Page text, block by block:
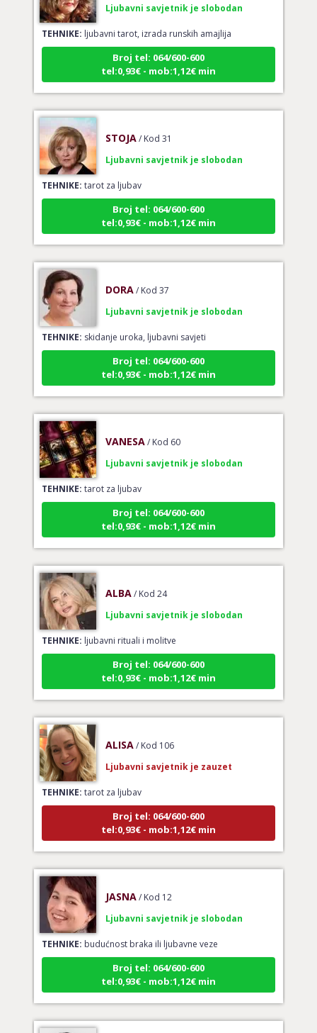
TEHNIKE:ljubavni tarot, izrada runskih amajlija
Broj tel: 064/600-600
tel:0,93€ - mob:1,12€ min
Ljubavni savjetnik je slobodan
TEHNIKE:tarot za ljubav
Broj tel: 064/600-600
tel:0,93€ - mob:1,12€ min
Ljubavni savjetnik je slobodan
TEHNIKE:
Broj tel: 064/600-600
tel:0,93€ - mob:1,12€ min
Ljubavni savjetnik je slobodan
TEHNIKE:tarot za ljubav
Broj tel: 064/600-600
tel:0,93€ - mob:1,12€ min
Ljubavni savjetnik je slobodan
TEHNIKE:ljubavni rituali i molitve
tel:0,93€ - mob:1,12€ min
Ljubavni savjetnik je zauzet
TEHNIKE:tarot za ljubav
Broj tel: 064/600-600
tel:0,93€ - mob:1,12€ min
Ljubavni savjetnik je slobodan
TEHNIKE:budućnost braka ili ljubavne veze
Broj tel: 064/600-600
tel:0,93€ - mob:1,12€ min